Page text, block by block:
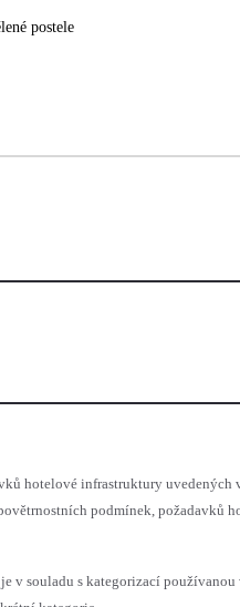
postele
hotelové infrastruktury uvedených
podmínek, požadavků
v souladu s kategorizací používanou